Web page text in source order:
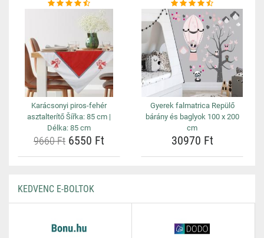
Karácsonyi piros-fehér
asztalterítő Šířka: 85 cm |
Délka: 85 cm
9660 Ft 6550 Ft
Gyerek falmatrica Repülő
bárány és baglyok 100 x 200
cm
30970 Ft
KEDVENC E-BOLTOK